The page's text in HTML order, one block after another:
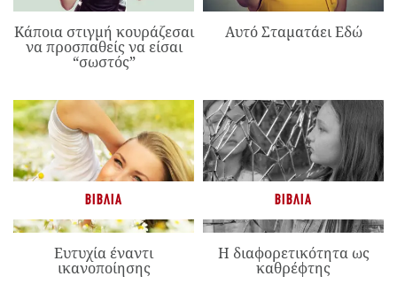
Κάποια στιγμή κουράζεσαι
να προσπαθείς να είσαι
“σωστός”
Αυτό Σταματάει Εδώ
ΒΙΒΛΊΑ
Ευτυχία έναντι
ικανοποίησης
ΒΙΒΛΊΑ
Η διαφορετικότητα ως
καθρέφτης